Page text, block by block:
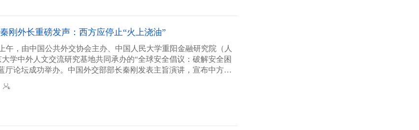
刚外长重磅发声：西方应停止“火上浇油”
午，由中国公共外交协会主办、中国人民大学重阳金融研究院（人
学中外人文交流研究基地共同承办的“全球安全倡议：破解安全困
厅论坛成功举办。中国外交部部长秦刚发表主旨演讲，宣布中方正